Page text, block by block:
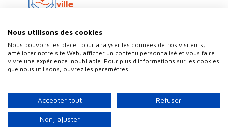
ville
Politique de confidentialité
Plan du site
Nous utilisons des cookies
Nous pouvons les placer pour analyser les données de nos visiteurs,
améliorer notre site Web, afficher un contenu personnalisé et vous faire
vivre une expérience inoubliable. Pour plus d'informations sur les cookies
que nous utilisons, ouvrez les paramètres.
Accepter tout Refuser
Non, ajuster